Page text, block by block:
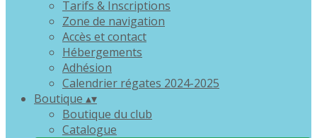
Tarifs & Inscriptions
Zone de navigation
Accès et contact
Hébergements
Adhésion
Calendrier régates 2024-2025
Boutique ▴▾
Boutique du club
Catalogue